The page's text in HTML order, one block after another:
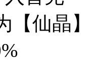
【仙晶】